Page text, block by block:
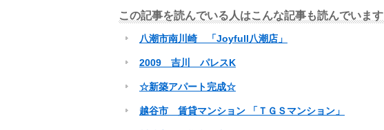
この記事を読んでいる人はこんな記事も読んでいます
八潮市南川崎 「Joyfull八潮店」
2009 吉川 パレスK
☆新築アパート完成☆
越谷市 賃貸マンション 「ＴＧＳマンション」